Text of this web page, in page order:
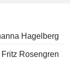
Hagelberg
Rosengren